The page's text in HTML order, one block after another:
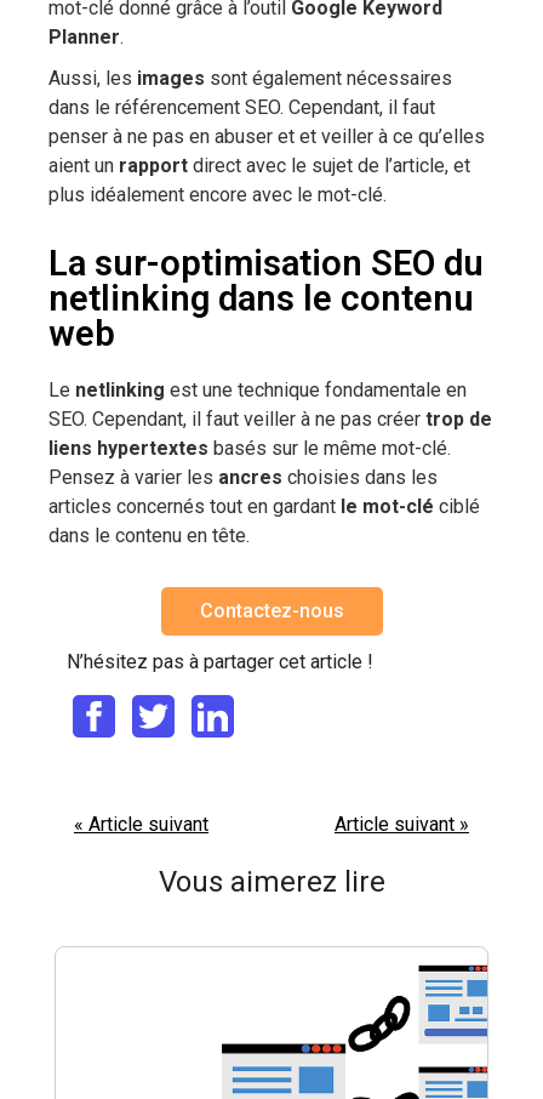
mot-clé donné grâce à l’outil Google Keyword
Planner.
Aussi, les images sont également nécessaires
dans le référencement SEO. Cependant, il faut
penser à ne pas en abuser et et veiller à ce qu’elles
aient un rapport direct avec le sujet de l’article, et
plus idéalement encore avec le mot-clé.
La sur-optimisation SEO du
netlinking dans le contenu
web
Le netlinking est une technique fondamentale en
SEO. Cependant, il faut veiller à ne pas créer trop de
liens hypertextes basés sur le même mot-clé.
Pensez à varier les ancres choisies dans les
articles concernés tout en gardant le mot-clé ciblé
dans le contenu en tête.
Contactez-nous
N’hésitez pas à partager cet article !
« Article suivant Article suivant »
Vous aimerez lire